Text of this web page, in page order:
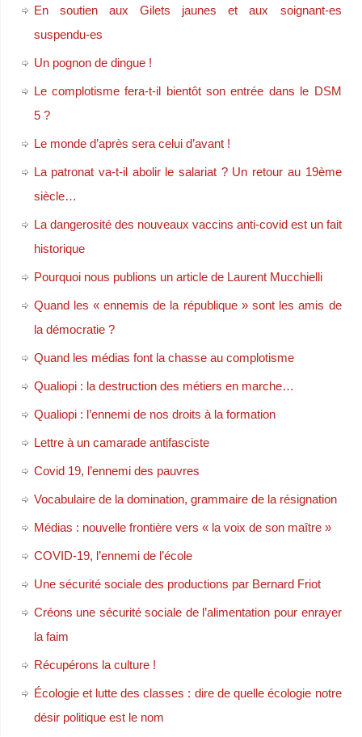
En soutien aux Gilets jaunes et aux soignant-es
suspendu-es
Un pognon de dingue !
Le complotisme fera-t-il bientôt son entrée dans le DSM
5 ?
Le monde d’après sera celui d’avant !
La patronat va-t-il abolir le salariat ? Un retour au 19ème
siècle…
La dangerosité des nouveaux vaccins anti-covid est un fait
historique
Pourquoi nous publions un article de Laurent Mucchielli
Quand les « ennemis de la république » sont les amis de
la démocratie ?
Quand les médias font la chasse au complotisme
Qualiopi : la destruction des métiers en marche…
Qualiopi : l’ennemi de nos droits à la formation
Lettre à un camarade antifasciste
Covid 19, l’ennemi des pauvres
Vocabulaire de la domination, grammaire de la résignation
Médias : nouvelle frontière vers « la voix de son maître »
COVID-19, l’ennemi de l’école
Une sécurité sociale des productions par Bernard Friot
Créons une sécurité sociale de l’alimentation pour enrayer
la faim
Récupérons la culture !
Écologie et lutte des classes : dire de quelle écologie notre
désir politique est le nom